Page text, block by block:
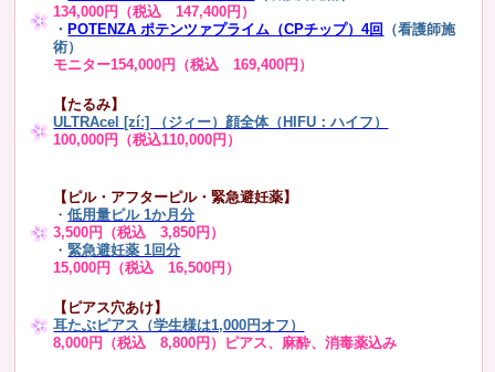
134,000円（税込 147,400円）
・ POTENZA ポテンツァプライム（CPチップ）4回
（看護師施
術）
モニター154,000円（税込 169,400円）
【たるみ】
ULTRAcel [zíː] （ジィー）顔全体（HIFU：ハイフ）
100,000円（税込110,000円）
【ピル・アフターピル・緊急避妊薬】
・低用量ピル 1か月分
3,500円（税込 3,850円）
・緊急避妊薬 1回分
15,000円（税込 16,500円）
【ピアス穴あけ】
耳たぶピアス（学生様は1,000円オフ）
8,000円（税込 8,800円）ピアス、麻酔、消毒薬込み